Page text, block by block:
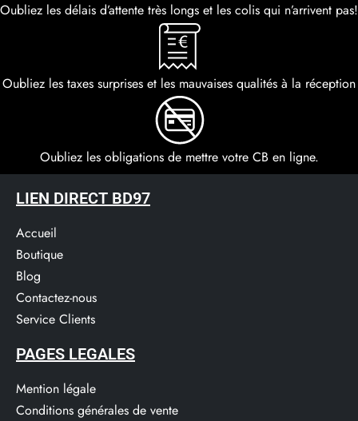
Oubliez les délais d’attente très longs et les colis qui n’arrivent pas!
Oubliez les taxes surprises et les mauvaises qualités à la réception
Oubliez les obligations de mettre votre CB en ligne.
LIEN DIRECT BD97
Accueil
Boutique
Blog
Contactez-nous
Service Clients​
PAGES LEGALES
Mention légale
Conditions générales de vente